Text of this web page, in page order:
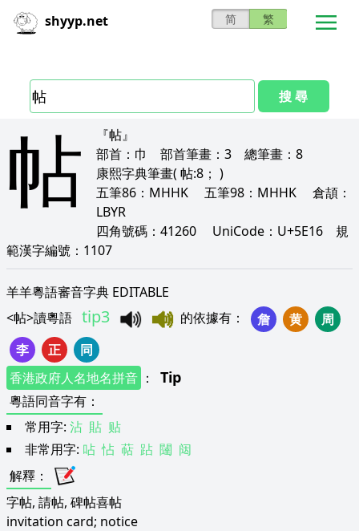
shyyp.net 简 繁
搜 尋
帖
『帖』
部首： 巾 部首筆畫： 3 總筆畫： 8
康熙字典筆畫( 帖:8； )
五筆86： MHHK 五筆98： MHHK 倉頡：
LBYR
四角號碼： 41260 UniCode： U+5E16 規
範漢字編號： 1107
羊羊粵語審音字典 EDITABLE
<帖>讀粵語 tip3 的依據有 ： 詹 黄
周
李
正
同
香港政府人名地名拼音 ： Tip
粵語同音字有 ：
常用字: 沾 貼 贴
非常用字: 呫 怗 萜 跕 闥 闼
解釋 ：
字帖, 請帖, 碑帖喜帖
invitation card; notice